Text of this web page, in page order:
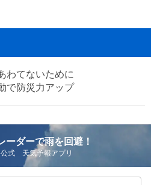
わてないために
で防災力アップ
ーダーで雨を回避！
式 天気予報アプリ